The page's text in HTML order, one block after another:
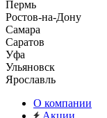
Пермь
Ростов-на-Дону
Самара
Саратов
Уфа
Ульяновск
Ярославль
О компании
Акции